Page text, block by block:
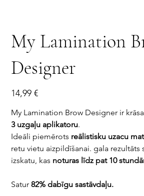
My Lamination
Designer
Цена
14,99 €
My Lamination Brow Designer ir
3 uzgaļu aplikatoru.
Ideāli piemērots reālistisku uzacu
retu vietu aizpildīšanai. gala
izskatu, kas noturas līdz pat 10
Satur82% dabīgu sastāvdaļu.